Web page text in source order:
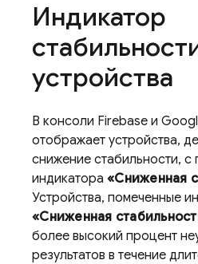
Индикатор
устройства
В консоли Firebase и
отображает устройства,
снижение стабильности,
индикатора «Сниженная
Устройства, помеченные
«Сниженная
более высокий процент
результатов в течение